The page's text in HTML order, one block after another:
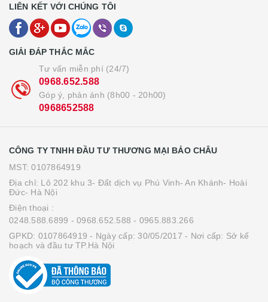
LIÊN KẾT VỚI CHÚNG TÔI
GIẢI ĐÁP THẮC MẮC
Tư vấn miễn phí (24/7)
0968.652.588
Góp ý, phản ánh (8h00 - 20h00)
0968652588
CÔNG TY TNHH ĐẦU TƯ THƯƠNG MẠI BẢO CHÂU
MST: 0107864919
Địa chỉ: Lô 202 khu 3- Đất dịch vụ Phú Vinh- An Khánh- Hoài
Đức- Hà Nội
Điện thoại :
0248.588.6899 - 0968.652.588 - 0965.883.266
GPKD: 0107864919 - Ngày cấp: 30/05/2017 - Nơi cấp: Sở kế
hoạch và đầu tư TP.Hà Nội